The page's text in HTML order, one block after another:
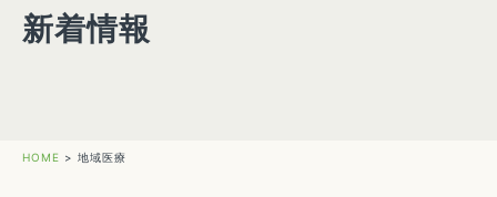
新着情報
HOME > 地域医療